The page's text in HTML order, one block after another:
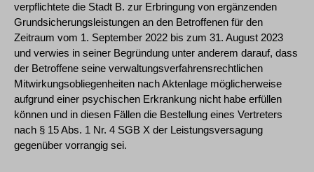
verpflichtete die Stadt B. zur Erbringung von ergänzenden
Grundsicherungsleistungen an den Betroffenen für den
Zeitraum vom 1. September 2022 bis zum 31. August 2023
und verwies in seiner Begründung unter anderem darauf, dass
der Betroffene seine verwaltungsverfahrensrechtlichen
Mitwirkungsobliegenheiten nach Aktenlage möglicherweise
aufgrund einer psychischen Erkrankung nicht habe erfüllen
können und in diesen Fällen die Bestellung eines Vertreters
nach § 15 Abs. 1 Nr. 4 SGB X der Leistungsversagung
gegenüber vorrangig sei.